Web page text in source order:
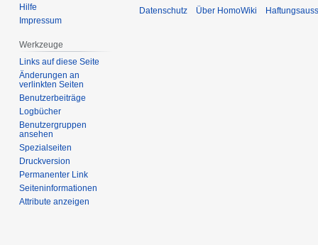
Hilfe
Impressum
Werkzeuge
Links auf diese Seite
Änderungen an
verlinkten Seiten
Benutzerbeiträge
Logbücher
Benutzergruppen
ansehen
Spezialseiten
Druckversion
Permanenter Link
Seiten­­informationen
Attribute anzeigen
Datenschutz Über HomoWiki